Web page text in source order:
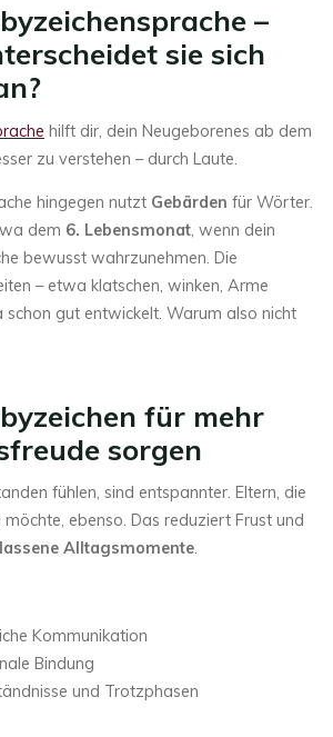
–
sie sich
hilft dir, dein Neugeborenes ab dem
zu verstehen – durch Laute.
hingegen nutzt Gebärden für Wörter.
dem 6. Lebensmonat, wenn dein
bewusst wahrzunehmen. Die
– etwa klatschen, winken, Arme
schon gut entwickelt. Warum also nicht
für mehr
sorgen
fühlen, sind entspannter. Eltern, die
ebenso. Das reduziert Frust und
Alltagsmomente.
Kommunikation
Bindung
und Trotzphasen